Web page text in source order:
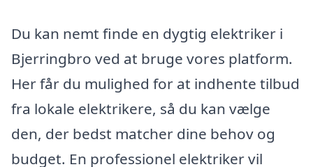
Du kan nemt finde en dygtig elektriker i
Bjerringbro ved at bruge vores platform.
Her får du mulighed for at indhente tilbud
fra lokale elektrikere, så du kan vælge
den, der bedst matcher dine behov og
budget. En professionel elektriker vil